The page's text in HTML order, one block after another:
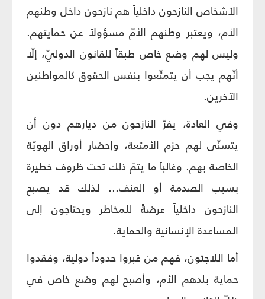
الأشخاص النازحون داخلياً هم نازحون داخل وطنهم
الأم، ويعتبر وطنهم الأمّ مسؤولاً عن حمايتهم.
وليس لهم وضع خاص طبقاً للقانون الدوليّ، إلّا
أنّهم يجب أن يتمتّعوا بنفس الحقوق كالمواطنين
الآخرين.
وفي العادة، يفرّ النازحون من ديارهم دون أن
يتسنّى لهم حزم الأمتعة، وإحضار أوراق الهويّة
الخاصة بهم. وغالباً ما يتمّ ذلك تحت ظروف خطيرة
بسبب الصدمة أو العنف... لذلك قد يصبح
النازحون داخلياً عرضةً للمخاطر ويحتاجون إلى
المساعدة الإنسانية والحماية.
أما اللاجئون، فهم من عَبروا حدوداً دولية، وفقدوا
حماية بلدهم الأم، وأصبح لهم وضع خاص في